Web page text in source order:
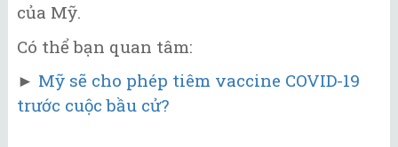
của Mỹ.
Có thể bạn quan tâm:
► Mỹ sẽ cho phép tiêm vaccine COVID-19
trước cuộc bầu cử?